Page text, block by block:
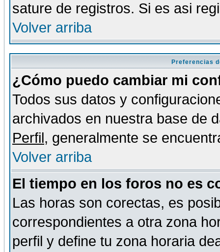
sature de registros. Si es asi
Volver arriba
Preferencias
¿Cómo puedo cambiar mi
Todos sus datos y
archivados en nuestra base de
Perfil, generalmente se
Volver arriba
El tiempo en los foros no es
Las horas son corectas, es
correspondientes a otra zona
perfil y define tu zona horaria